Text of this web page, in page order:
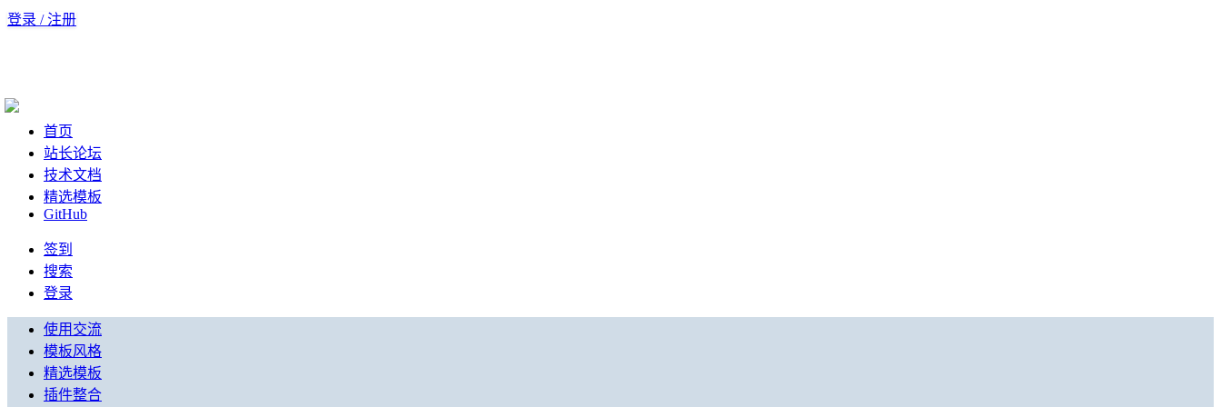
登录 / 注册
首页
站长论坛
技术文档
精选模板
GitHub
签到
搜索
登录
使用交流
模板风格
精选模板
插件整合